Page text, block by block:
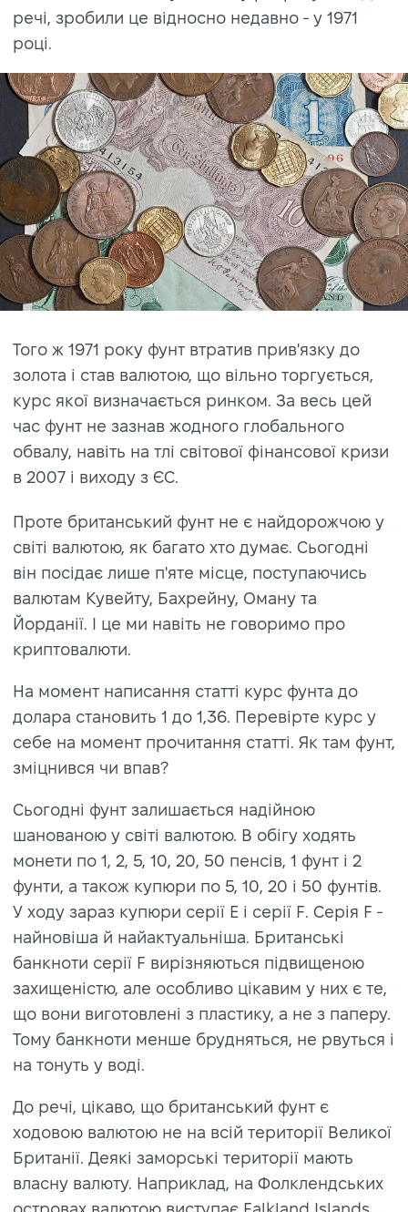
речі, зробили це відносно недавно - у 1971
році.
Того ж 1971 року фунт втратив прив'язку до
золота і став валютою, що вільно торгується,
курс якої визначається ринком. За весь цей
час фунт не зазнав жодного глобального
обвалу, навіть на тлі світової фінансової кризи
в 2007 і виходу з ЄС.
Проте британський фунт не є найдорожчою у
світі валютою, як багато хто думає. Сьогодні
він посідає лише п'яте місце, поступаючись
валютам Кувейту, Бахрейну, Оману та
Йорданії. І це ми навіть не говоримо про
криптовалюти.
На момент написання статті курс фунта до
долара становить 1 до 1,36. Перевірте курс у
себе на момент прочитання статті. Як там фунт,
зміцнився чи впав?
Сьогодні фунт залишається надійною
шанованою у світі валютою. В обігу ходять
монети по 1, 2, 5, 10, 20, 50 пенсів, 1 фунт і 2
фунти, а також купюри по 5, 10, 20 і 50 фунтів.
У ходу зараз купюри серії E і серії F. Серія F -
найновіша й найактуальніша. Британські
банкноти серії F вирізняються підвищеною
захищеністю, але особливо цікавим у них є те,
що вони виготовлені з пластику, а не з паперу.
Тому банкноти менше брудняться, не рвуться і
на тонуть у воді.
До речі, цікаво, що британський фунт є
ходовою валютою не на всій території Великої
Британії. Деякі заморські території мають
власну валюту. Наприклад, на Фолклендських